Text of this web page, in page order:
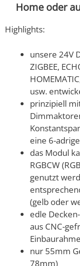
Home oder
Highlights:
unsere 24V
ZIGBEE,
usw.
prinzipiell
eine 6-
das Modul
RGBCW
genutzt
(gelb oder
edle
aus CNC-
nur 55mm
78mm)